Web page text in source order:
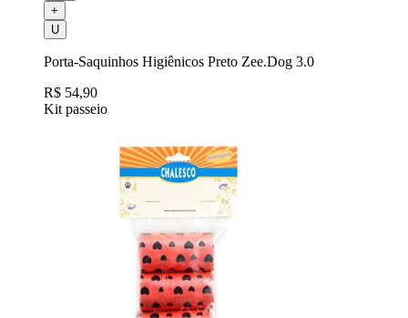
+
U
Porta-Saquinhos Higiênicos Preto Zee.Dog 3.0
R$ 54,90
Kit passeio